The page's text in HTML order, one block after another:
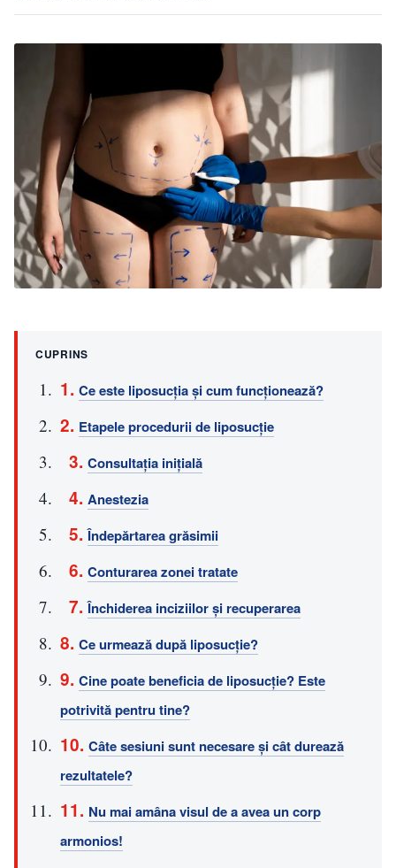
CUPRINS
Ce este liposucția și cum funcționează?
Etapele procedurii de liposucție
Consultația inițială
Anestezia
Îndepărtarea grăsimii
Conturarea zonei tratate
Închiderea inciziilor și recuperarea
Ce urmează după liposucție?
Cine poate beneficia de liposucție? Este
potrivită pentru tine?
Câte sesiuni sunt necesare și cât durează
rezultatele?
Nu mai amâna visul de a avea un corp
armonios!